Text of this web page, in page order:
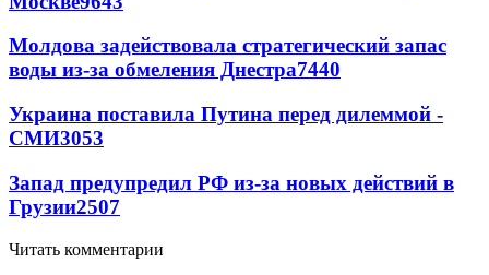
Молдова задействовала стратегический запас
воды из-за обмеления Днестра7440
Украина поставила Путина перед дилеммой -
СМИ3053
Запад предупредил РФ из-за новых действий в
Грузии2507
Читать комментарии